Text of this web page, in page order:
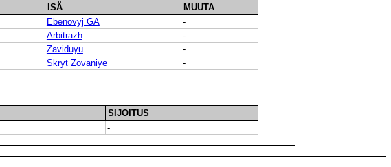
ISÄ
MUUTA
Ebenovyj GA
-
Arbitrazh
-
Zaviduyu
-
Skryt Zovaniye -
SIJOITUS
-